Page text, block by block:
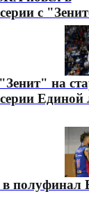
с
на
Единой
полуфинал